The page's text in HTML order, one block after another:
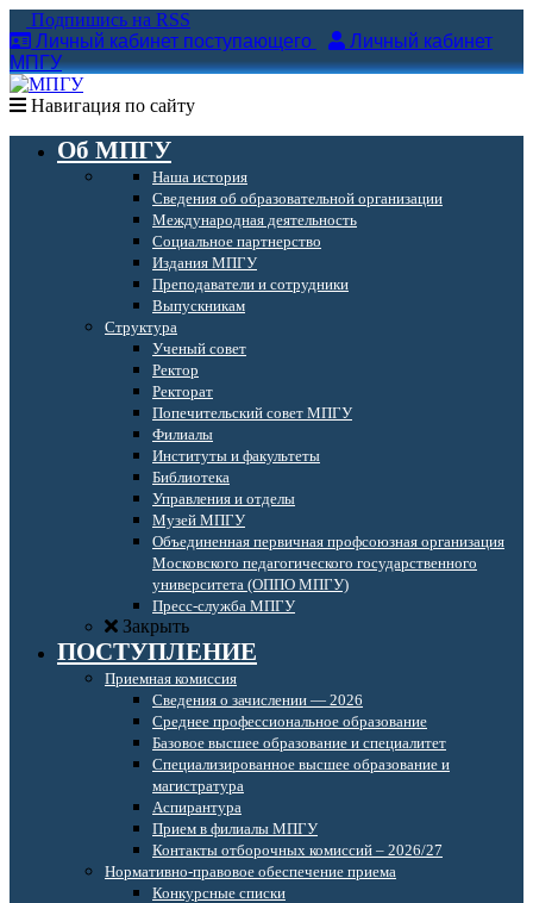
Подпишись на RSS
Личный кабинет поступающего
Личный кабинет
МПГУ
Навигация по сайту
Об МПГУ
Наша история
Сведения об образовательной организации
Международная деятельность
Социальное партнерство
Издания МПГУ
Преподаватели и сотрудники
Выпускникам
Структура
Ученый совет
Ректор
Ректорат
Попечительский совет МПГУ
Филиалы
Институты и факультеты
Библиотека
Управления и отделы
Музей МПГУ
Объединенная первичная профсоюзная организация
Московского педагогического государственного
университета (ОППО МПГУ)
Пресс-служба МПГУ
Закрыть
ПОСТУПЛЕНИЕ
Приемная комиссия
Сведения о зачислении — 2026
Среднее профессиональное образование
Базовое высшее образование и специалитет
Специализированное высшее образование и
магистратура
Аспирантура
Прием в филиалы МПГУ
Контакты отборочных комиссий – 2026/27
Нормативно-правовое обеспечение приема
Конкурсные списки